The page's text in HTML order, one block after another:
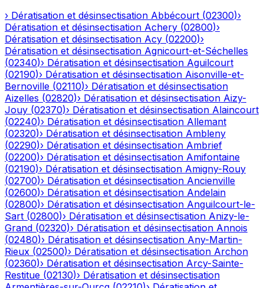
› Dératisation et désinsectisation Abbécourt (02300)›
Dératisation et désinsectisation Achery (02800)›
Dératisation et désinsectisation Acy (02200)›
Dératisation et désinsectisation Agnicourt-et-Séchelles
(02340)› Dératisation et désinsectisation Aguilcourt
(02190)› Dératisation et désinsectisation Aisonville-et-
Bernoville (02110)› Dératisation et désinsectisation
Aizelles (02820)› Dératisation et désinsectisation Aizy-
Jouy (02370)› Dératisation et désinsectisation Alaincourt
(02240)› Dératisation et désinsectisation Allemant
(02320)› Dératisation et désinsectisation Ambleny
(02290)› Dératisation et désinsectisation Ambrief
(02200)› Dératisation et désinsectisation Amifontaine
(02190)› Dératisation et désinsectisation Amigny-Rouy
(02700)› Dératisation et désinsectisation Ancienville
(02600)› Dératisation et désinsectisation Andelain
(02800)› Dératisation et désinsectisation Anguilcourt-le-
Sart (02800)› Dératisation et désinsectisation Anizy-le-
Grand (02320)› Dératisation et désinsectisation Annois
(02480)› Dératisation et désinsectisation Any-Martin-
Rieux (02500)› Dératisation et désinsectisation Archon
(02360)› Dératisation et désinsectisation Arcy-Sainte-
Restitue (02130)› Dératisation et désinsectisation